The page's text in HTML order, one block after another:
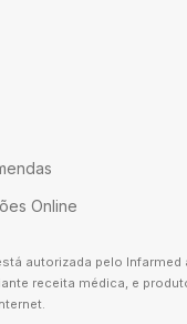
Online
autorizada pelo Infarmed
receita médica, e